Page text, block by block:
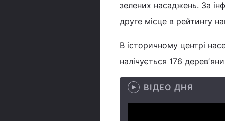
зелених насаджень. За
друге місце в рейтингу
В історичному центрі
налічується 176
ВІДЕО ДНЯ